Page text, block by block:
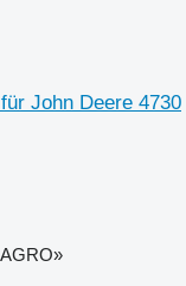
John Deere 4730